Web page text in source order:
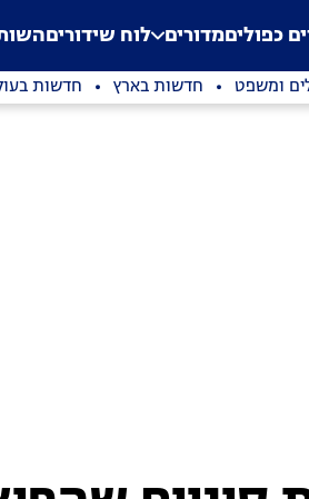
Application error: a
. כפוליםמדורים לוח שידורים
ומשפט חדשות בארץ חדשות